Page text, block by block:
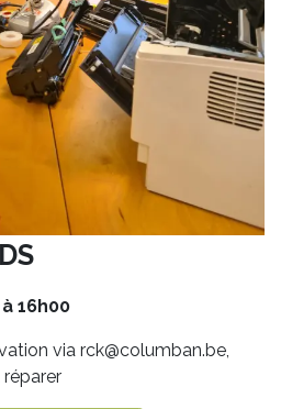
16h00
via rck@columban.be,